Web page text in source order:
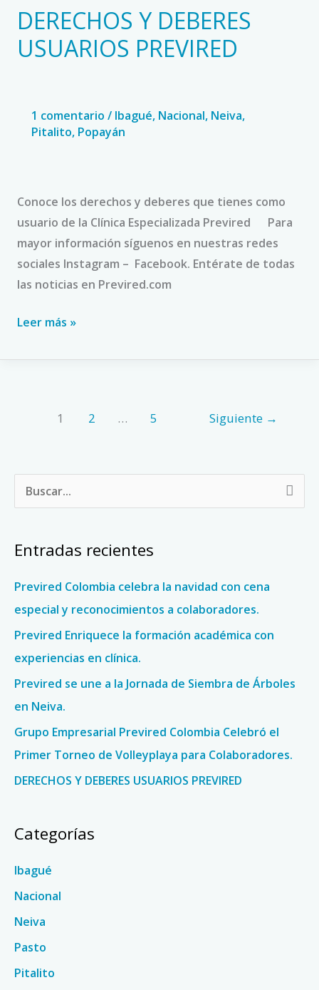
a
r
p
o
r
Entradas recientes
Previred Colombia celebra la navidad con cena
especial y reconocimientos a colaboradores.
Previred Enriquece la formación académica con
experiencias en clínica.
Previred se une a la Jornada de Siembra de Árboles
en Neiva.
Grupo Empresarial Previred Colombia Celebró el
Primer Torneo de Volleyplaya para Colaboradores.
DERECHOS Y DEBERES USUARIOS PREVIRED
Categorías
Ibagué
Nacional
Neiva
Pasto
Pitalito
DERECHOS Y DEBERES
USUARIOS PREVIRED
1 comentario / Ibagué, Nacional, Neiva,
Pitalito, Popayán
Conoce los derechos y deberes que tienes como
usuario de la Clínica Especializada Previred Para
mayor información síguenos en nuestras redes
sociales Instagram – Facebook. Entérate de todas
las noticias en Previred.com
DERECHOS
Y
DEBERES
Leer más »
1 2 … 5 Siguiente →